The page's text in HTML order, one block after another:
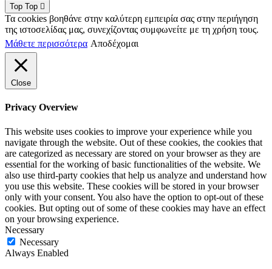
Top Top
Τα cookies βοηθάνε στην καλύτερη εμπειρία σας στην περιήγηση
της ιστοσελίδας μας, συνεχίζοντας συμφωνείτε με τη χρήση τους.
Μάθετε περισσότερα Αποδέχομαι
Close
Privacy Overview
This website uses cookies to improve your experience while you
navigate through the website. Out of these cookies, the cookies that
are categorized as necessary are stored on your browser as they are
essential for the working of basic functionalities of the website. We
also use third-party cookies that help us analyze and understand how
you use this website. These cookies will be stored in your browser
only with your consent. You also have the option to opt-out of these
cookies. But opting out of some of these cookies may have an effect
on your browsing experience.
Necessary
Necessary
Always Enabled